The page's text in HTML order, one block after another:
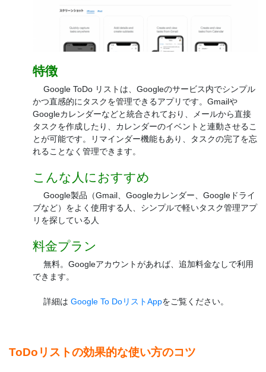
特徴
Google ToDo リストは、Googleのサービス内でシンプル
かつ直感的にタスクを管理できるアプリです。Gmailや
Googleカレンダーなどと統合されており、メールから直接
タスクを作成したり、カレンダーのイベントと連動させるこ
とが可能です。リマインダー機能もあり、タスクの完了を忘
れることなく管理できます。
こんな人におすすめ
Google製品（Gmail、Googleカレンダー、Googleドライ
ブなど）をよく使用する人、シンプルで軽いタスク管理アプ
リを探している人
料金プラン
無料。Googleアカウントがあれば、追加料金なしで利用
できます。
詳細はGoogle To DoリストAppをご覧ください。
ToDoリストの効果的な使い方のコツ